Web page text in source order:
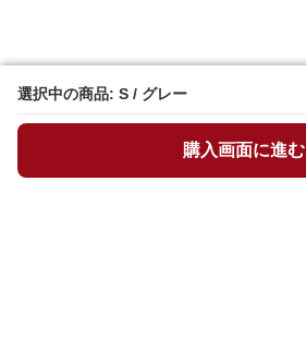
選択中の商品: S / グレー
購入画面に進む
選択中の商品: S / グレー
購入画面に進む